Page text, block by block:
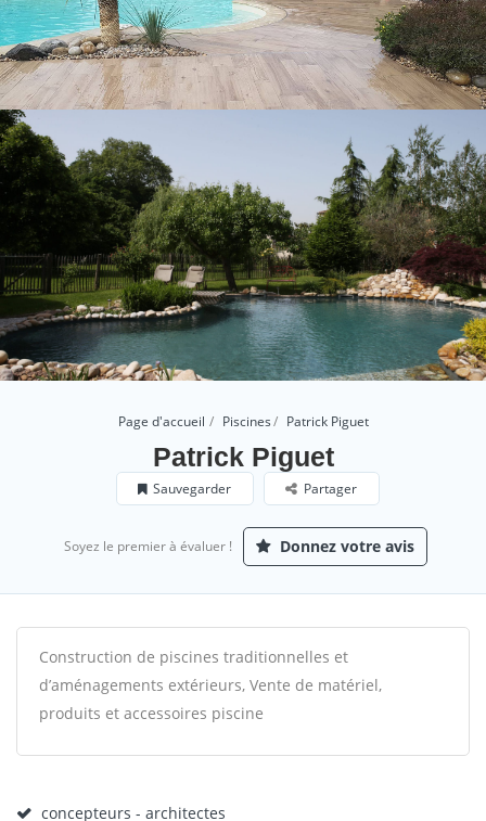
Page d'accueil Piscines Patrick Piguet
Patrick Piguet
Sauvegarder Partager
Soyez le premier à évaluer ! Donnez votre avis
Construction de piscines traditionnelles et
d’aménagements extérieurs, Vente de matériel,
produits et accessoires piscine
concepteurs - architectes